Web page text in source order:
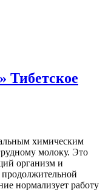
Тибетское
химическим
молоку. Это
организм и
продолжительной
нормализует работу